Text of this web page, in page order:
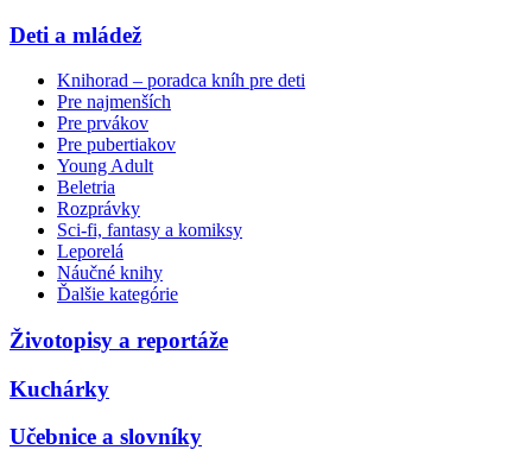
Deti a mládež
Knihorad – poradca kníh pre deti
Pre najmenších
Pre prvákov
Pre pubertiakov
Young Adult
Beletria
Rozprávky
Sci-fi, fantasy a komiksy
Leporelá
Náučné knihy
Ďalšie kategórie
Životopisy a reportáže
Kuchárky
Učebnice a slovníky